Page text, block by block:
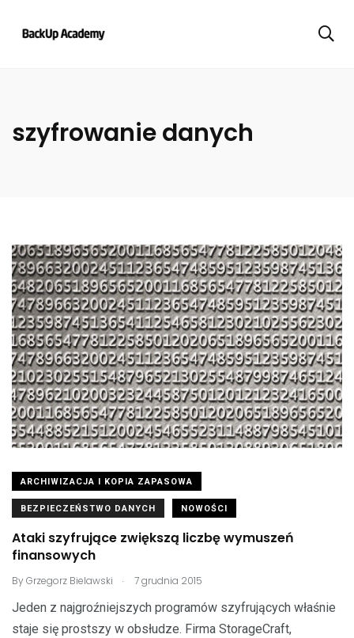
szyfrowanie danych
ARCHIWIZACJA I KOPIA ZAPASOWA
BEZPIECZEŃSTWO DANYCH NOWOŚCI
Ataki szyfrujące zwiększą liczbę wymuszeń
finansowych
ByGrzegorz Bielawski . 7 grudnia 2015
Jeden z najgroźniejszych programów szyfrujących właśnie
staje się prostszy w obsłudze. Firma StorageCraft,